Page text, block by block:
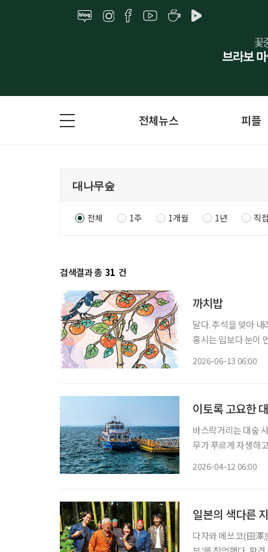
전체뉴스 피플
전체 1주 1개월 1년 직
검색결과 총 31 건
까치밥
달다. 추석을 맞아
홍시는 입보다 눈이
2026-06-13 06:00
이토록 고요한
바스락거리는 대숲
무가 푸르게 자생하
2026-04-12 06:00
일본의 색다른
다자와 에쓰코(田澤